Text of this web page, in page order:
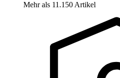
Mehr als 11.150 Artikel